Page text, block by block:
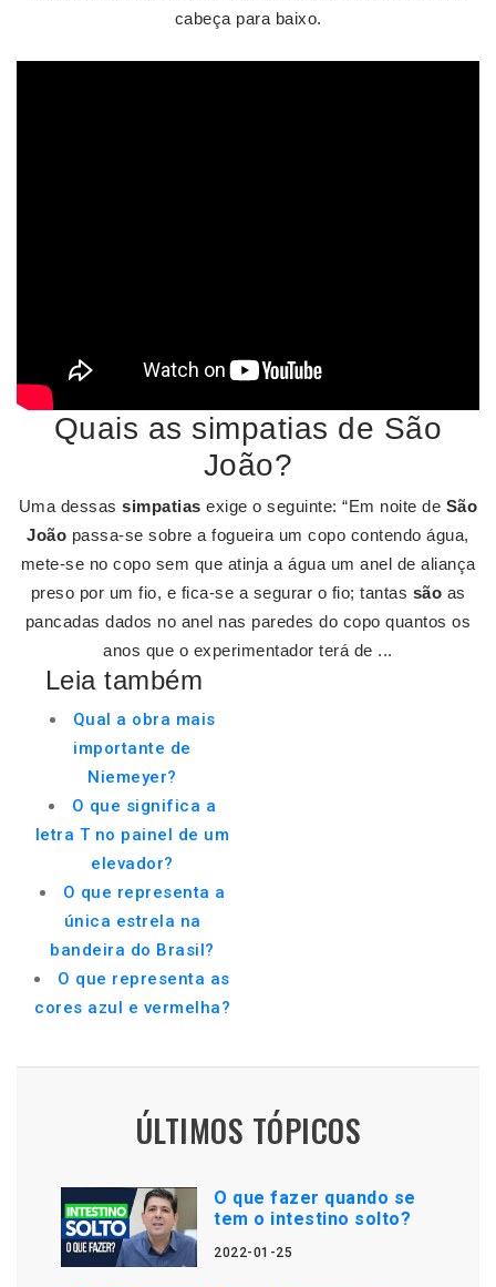
cabeça para baixo.
Quais as simpatias de São
João?
Uma dessassimpatias exige o seguinte: “Em noite de São
João passa-se sobre a fogueira um copo contendo água,
mete-se no copo sem que atinja a água um anel de aliança
preso por um fio, e fica-se a segurar o fio; tantas são as
pancadas dados no anel nas paredes do copo quantos os
anos que o experimentador terá de ...
Leia também
Qual a obra mais
importante de
Niemeyer?
O que significa a
letra T no painel de um
elevador?
O que representa a
única estrela na
bandeira do Brasil?
O que representa as
cores azul e vermelha?
ÚLTIMOS TÓPICOS
O que fazer quando se
tem o intestino solto?
2022-01-25